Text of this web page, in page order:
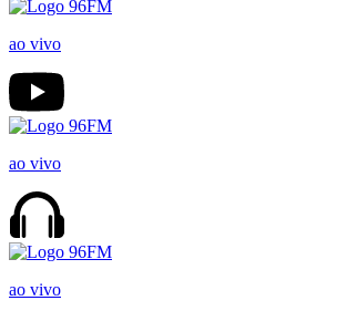
ao vivo
ao vivo
ao vivo